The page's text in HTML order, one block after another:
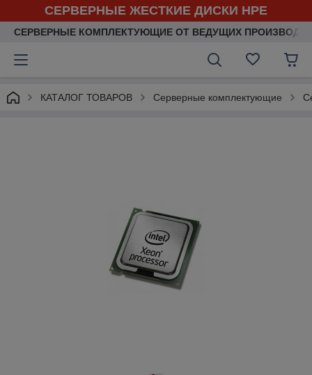
СЕРВЕРНЫЕ ЖЕСТКИЕ ДИСКИ HPE
СЕРВЕРНЫЕ КОМПЛЕКТУЮЩИЕ ОТ ВЕДУЩИХ
КАТАЛОГ ТОВАРОВ Серверные комплектующие